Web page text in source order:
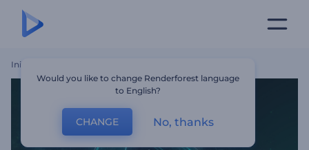
Inicio
Would you like to change Renderforest language
to English?
CHANGE No, thanks